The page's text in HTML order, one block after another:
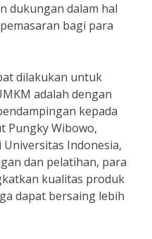
dukungan dalam hal
bagi para
dilakukan untuk
adalah dengan
kepada
Pungky Wibowo,
Indonesia,
dan pelatihan, para
kualitas produk
dapat bersaing lebih